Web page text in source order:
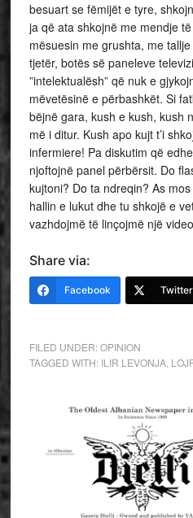
besuart se fëmijët e tyre,
ja që ata shkojnë me mendje
mësuesin me grushta, me
tjetër, botës së paneleve
”intelektualësh” që nuk e
mëvetësinë e përbashkët. Si
bëjnë gara, kush e kush, kush
më i ditur. Kush apo kujt t’i
infermiere! Pa diskutim që
njoftojnë panel përbërsit. Do
kujtoni? Do ta ndreqin? As
hallin e lukut dhe tu shkojë e
vazhdojmë të linçojmë një
Share via:
Facebook Twitter
FILED UNDER:OPINION
TAGGED WITH: ILIR LEVONJA,